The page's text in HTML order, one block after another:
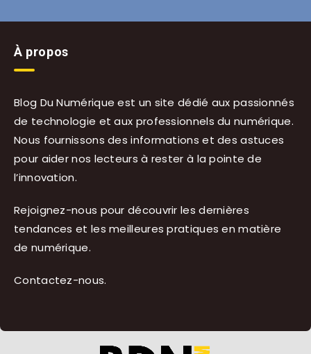
À propos
Blog Du Numérique est un site dédié aux passionnés
de technologie et aux professionnels du numérique.
Nous fournissons des informations et des astuces
pour aider nos lecteurs à rester à la pointe de
l’innovation.
Rejoignez-nous pour découvrir les dernières
tendances et les meilleures pratiques en matière
de numérique.
Contactez-nous.